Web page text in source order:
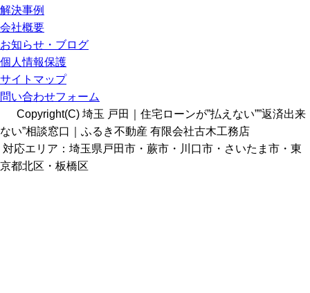
解決事例
会社概要
お知らせ・ブログ
個人情報保護
サイトマップ
問い合わせフォーム
Copyright(C) 埼玉 戸田｜住宅ローンが”払えない””返済出来
ない”相談窓口｜ふるき不動産 有限会社古木工務店
対応エリア：埼玉県戸田市・蕨市・川口市・さいたま市・東
京都北区・板橋区